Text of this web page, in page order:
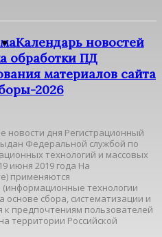
Календарь новостей
обработки ПД
материалов сайта
2026
новости дня Регистрационный
Федеральной службой по
технологий и массовых
июня 2019 года На
применяются
технологии
сбора, систематизации и
к предпочтениям пользователей
территории Российской